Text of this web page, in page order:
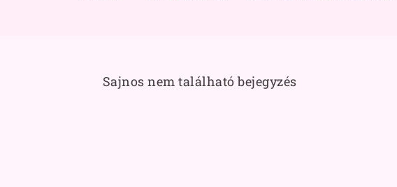
Sajnos nem található bejegyzés